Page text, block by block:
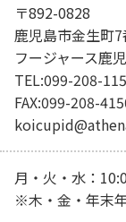
〒892-0828
鹿児島市金生町
フージャース鹿
TEL:099-208-
FAX:099-208-
月・火・水：
※木・金・年末